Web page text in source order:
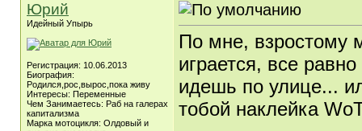
Юрий
Идейный Упырь
Регистрация: 10.06.2013
Биография:
Родился,рос,вырос,пока живу
Интересы: Переменные
Чем Занимаетесь: Раб на галерах
капитализма
Марка мотоцикля: Олдовый и
По мне, взростому
играется, все
идешь по улице...
тобой наклейка